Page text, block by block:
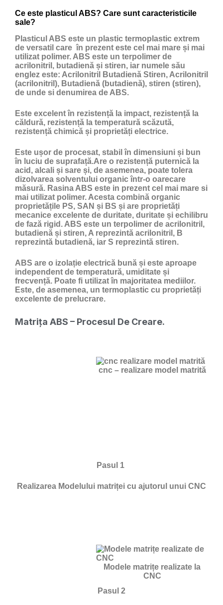
Ce este plasticul ABS? Care sunt caracteristicile
sale?
Plasticul ABS este un plastic termoplastic extrem
de versatil care în prezent este cel mai mare și mai
utilizat polimer. ABS este un terpolimer de
acrilonitril, butadienă și stiren, iar numele său
englez este: Acrilonitril Butadienă Stiren, Acrilonitril
(acrilonitril), Butadienă (butadienă), stiren (stiren),
de unde si denumirea de ABS.
Este excelent în rezistență la impact, rezistență la
căldură, rezistență la temperatură scăzută,
rezistență chimică și proprietăți electrice.
Este ușor de procesat, stabil în dimensiuni și bun
în luciu de suprafață.Are o rezistență puternică la
acid, alcali și sare și, de asemenea, poate tolera
dizolvarea solventului organic într-o oarecare
măsură. Rasina ABS este in prezent cel mai mare si
mai utilizat polimer. Acesta combină organic
proprietățile PS, SAN și BS și are proprietăți
mecanice excelente de duritate, duritate și echilibru
de fază rigid. ABS este un terpolimer de acrilonitril,
butadienă și stiren, A reprezintă acrilonitril, B
reprezintă butadienă, iar S reprezintă stiren.
ABS are o izolație electrică bună și este aproape
independent de temperatură, umiditate și
frecvență. Poate fi utilizat în majoritatea mediilor.
Este, de asemenea, un termoplastic cu proprietăți
excelente de prelucrare.
Matrița ABS – Procesul De Creare.
cnc – realizare model matrită
Pasul 1
Realizarea Modelului matriței cu ajutorul unui CNC
Modele matrițe realizate la
CNC
Pasul 2